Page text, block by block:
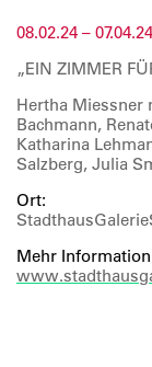
Fortbildung
Ressourcen
Vor- und
Projekte
Beratung
Internes
Beitreten
Mitglieder A
Über uns
Sozialfonds
Publikationen
Kontakt
Galerie
Vorschau
Rückschau
Über die
08.02.24 – 07.04.24
„EIN ZIMMER
Hertha Miessner
Bachmann,
Katharina
Salzberg, Julia
Ort:
Mehr